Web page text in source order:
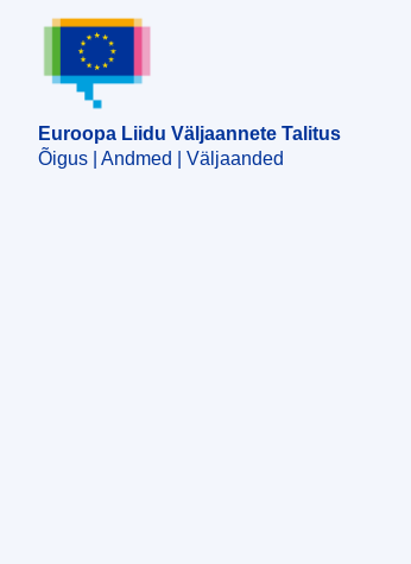
Euroopa Liidu Väljaannete Talitus
Euroopa Liidu Väljaannete Talitus
Õigus | Andmed | Väljaanded